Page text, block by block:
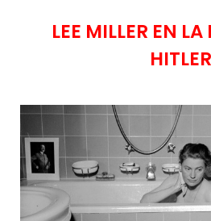
LEE MILLER EN
HITLER